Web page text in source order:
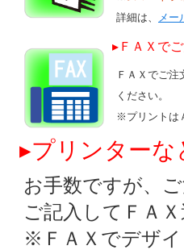
詳細は、
メー
▸ＦＡＸで
ＦＡＸでご注
ください。
※プリントは
▸プリンターな
お手数ですが、
ご記入してＦＡ
※ＦＡＸでデザイ